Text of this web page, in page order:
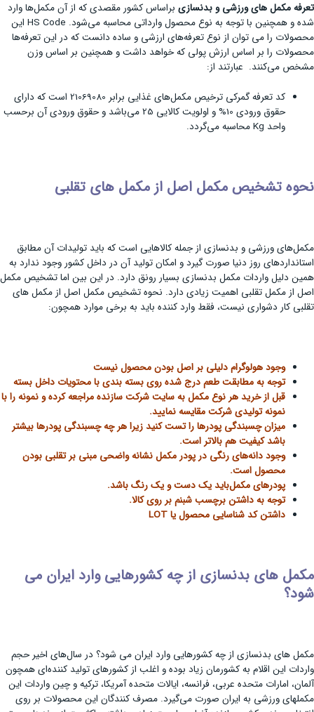
تعرفه مکمل های ورزشی و بدنسازی براساس کشور مقصدی که از آن مکمل‌ها وارد
شده و همچنین با توجه به نوع محصول وارداتی محاسبه می‌شود. HS Code این
محصولات را می توان از نوع تعرفه‌های ارزشی و ساده دانست که در این تعرفه‌ها
محصولات را بر اساس ارزش پولی که خواهد داشت و همچنین بر اساس وزن
مشخص می‌کنند. عبارتند از:
کد تعرفه گمرکی ترخیص مکمل‌های غذایی برابر 21069080 است که دارای
حقوق ورودی 10% و اولویت کالایی 25 می‌باشد و حقوق ورودی آن برحسب
واحد Kg محاسبه می‌گردد.
نحوه تشخیص مکمل اصل از مکمل‌ های تقلبی
مکمل‌های ورزشی و بدنسازی از جمله کالاهایی است که باید تولیدات آن مطابق
استانداردهای روز دنیا صورت گیرد و امکان تولید آن در داخل کشور وجود ندارد به
همین دلیل واردات مکمل بدنسازی بسیار رونق دارد. در این بین اما تشخیص مکمل
اصل از مکمل تقلبی اهمیت زیادی دارد. نحوه تشخیص مکمل اصل از مکمل‌ های
تقلبی کار دشواری نیست، فقط وارد کننده باید به برخی موارد همچون:
وجود هولوگرام دلیلی بر اصل بودن محصول نیست
توجه به مطابقت طعم درج شده روی بسته بندی با محتویات داخل بسته
قبل از خرید هر نوع مکمل به سایت شرکت سازنده مراجعه کرده و نمونه را با
نمونه تولیدی شرکت مقایسه نمایید.
میزان چسبندگی پودرها را تست کنید زیرا هر چه چسبندگی پودرها بیشتر
باشد کیفیت هم بالاتر است.
وجود دانه‌های رنگی در پودر مکمل نشانه واضحی مبنی بر تقلبی بودن
محصول است.
پودرهای مکمل‌باید یک دست و یک رنگ باشد.
توجه به داشتن برچسب شبنم بر روی کالا.
داشتن کد شناسایی محصول یا LOT
مکمل های بدنسازی از چه کشورهایی وارد ایران می‌
شود؟
مکمل های بدنسازی از چه کشورهایی وارد ایران می‌ شود؟ در سال‌های اخیر حجم
واردات این اقلام به کشورمان زیاد بوده و اغلب از کشورهای تولید کننده‌ای همچون
آلمان، امارات متحده عربی، فرانسه، ایالات متحده آمریکا، ترکیه و چین واردات این
مکمل‎های ورزشی به ایران صورت می‌گیرد. مصرف‌ کنندگان این محصولات بر روی